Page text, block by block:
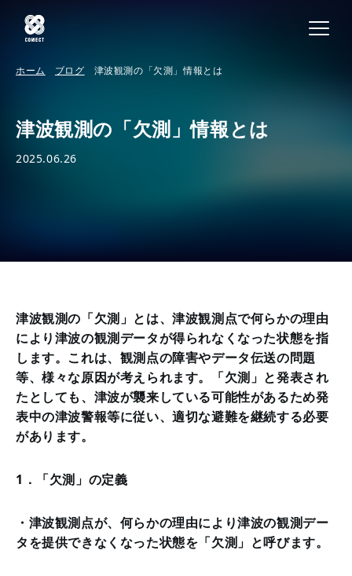
ホーム ブログ 津波観測の「欠測」情報とは
津波観測の「欠測」情報とは
2025.06.26
津波観測の「欠測」とは、津波観測点で何らかの理由
により津波の観測データが得られなくなった状態を指
します。これは、観測点の障害やデータ伝送の問題
等、様々な原因が考えられます。「欠測」と発表され
たとしても、津波が襲来している可能性があるため発
表中の津波警報等に従い、適切な避難を継続する必要
があります。
1．「欠測」の定義
・津波観測点が、何らかの理由により津波の観測デー
タを提供できなくなった状態を「欠測」と呼びます。